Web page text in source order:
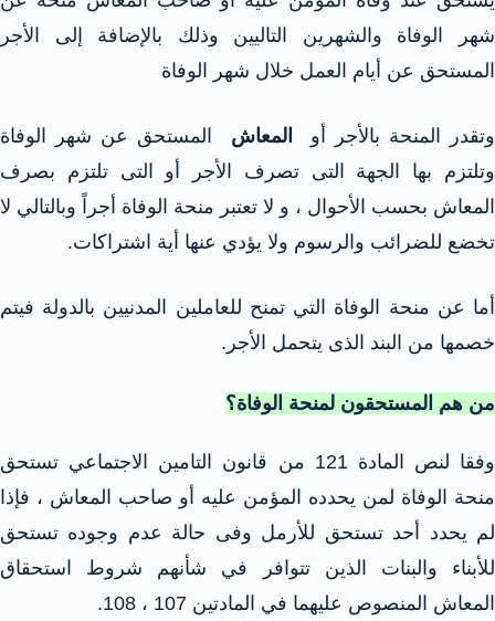
شهر الوفاة والشهرين التاليين وذلك بالإضافة إلى الأجر
المستحق عن أيام العمل خلال شهر الوفاة
وتقدر المنحة بالأجر أو المعاش المستحق عن شهر الوفاة
وتلتزم بها الجهة التى تصرف الأجر أو التى تلتزم بصرف
المعاش بحسب الأحوال ، و لا تعتبر منحة الوفاة أجراً وبالتالي لا
تخضع للضرائب والرسوم ولا يؤدي عنها أية اشتراكات.
أما عن منحة الوفاة التي تمنح للعاملين المدنيين بالدولة فيتم
خصمها من البند الذى يتحمل الأجر.
من هم المستحقون لمنحة الوفاة؟
وفقا لنص المادة 121 من قانون التامين الاجتماعي تستحق
منحة الوفاة لمن يحدده المؤمن عليه أو صاحب المعاش ، فإذا
لم يحدد أحد تستحق للأرمل وفى حالة عدم وجوده تستحق
للأبناء والبنات الذين تتوافر في شأنهم شروط استحقاق
المعاش المنصوص عليهما في المادتين 107 ، 108.